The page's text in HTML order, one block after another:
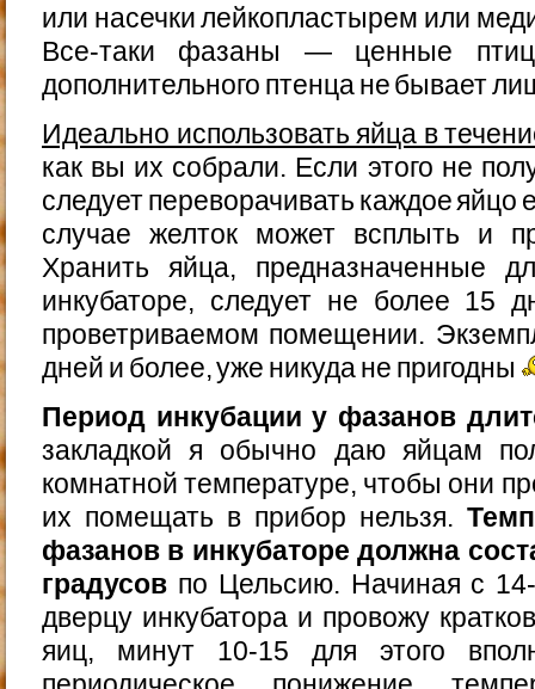
или насечки лейкопластырем или
Все-таки фазаны — ценные
дополнительного птенца не бывает
Идеально использовать яйца в
как вы их собрали. Если этого не
следует переворачивать каждое яйцо
случае желток может всплыть и
Хранить яйца, предназначенные
инкубаторе, следует не более 15
проветриваемом помещении.
дней и более, уже никуда не пригодны
Период инкубации у фазанов
закладкой я обычно даю яйцам
комнатной температуре, чтобы они
их помещать в прибор нельзя.
фазанов в инкубаторе должна
градусов по Цельсию. Начиная с
дверцу инкубатора и провожу
яиц, минут 10-15 для этого